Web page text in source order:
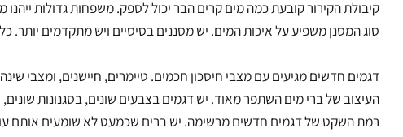
כשבוחרים בר מים
משפיע על איכות המים. יש מסננים בסיסיים ויש מתקדמים יותר. כל
חדשים מגיעים עם מצבי חיסכון חכמים. טיימרים, חיישנים, ומצבי שינה